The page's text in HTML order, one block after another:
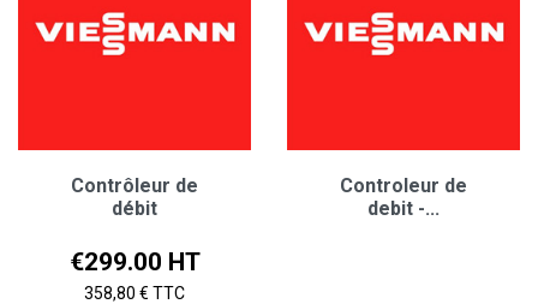
Contrôleur de
débit
Price
€299.00 HT
358,80 € TTC
Controleur de
debit -...